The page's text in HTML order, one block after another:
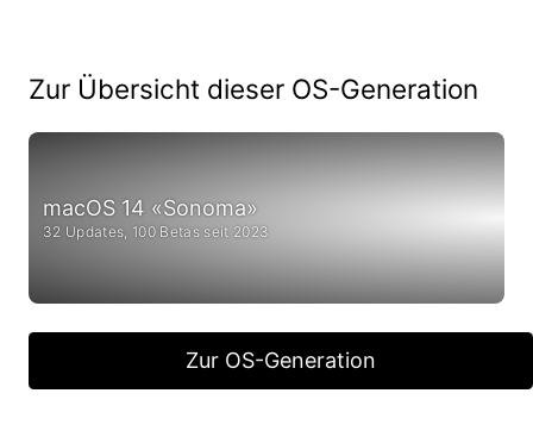
Zur Übersicht dieser OS-Generation
macOS 14 «Sonoma»
32 Updates, 100 Betas seit 2023
Zur OS-Generation